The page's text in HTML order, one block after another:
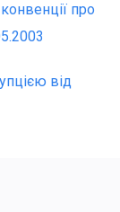
про
від